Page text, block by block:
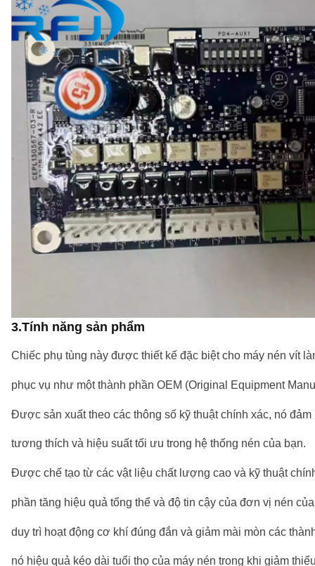
3.Tính năng sản phẩm
Chiếc phụ tùng này được thiết kế đặc biệt cho máy nén vít
phục vụ như một thành phần OEM (Original Equipment
Được sản xuất theo các thông số kỹ thuật chính xác, nó đảm
tương thích và hiệu suất tối ưu trong hệ thống nén của bạn.
Được chế tạo từ các vật liệu chất lượng cao và kỹ thuật
phần tăng hiệu quả tổng thể và độ tin cậy của đơn vị nén
duy trì hoạt động cơ khí đúng đắn và giảm mài mòn các
nó hiệu quả kéo dài tuổi thọ của máy nén trong khi giảm